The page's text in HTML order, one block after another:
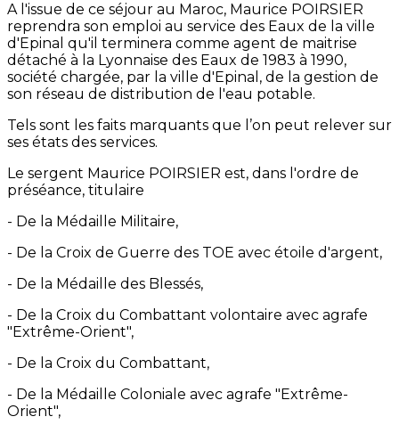
A l'issue de ce séjour au Maroc, Maurice POIRSIER
reprendra son emploi au service des Eaux de la ville
d'Epinal qu'il terminera comme agent de maitrise
détaché à la Lyonnaise des Eaux de 1983 à 1990,
société chargée, par la ville d'Epinal, de la gestion de
son réseau de distribution de l'eau potable.
Tels sont les faits marquants que l’on peut relever sur
ses états des services.
Le sergent Maurice POIRSIER est, dans l'ordre de
préséance, titulaire
- De la Médaille Militaire,
- De la Croix de Guerre des TOE avec étoile d'argent,
- De la Médaille des Blessés,
- De la Croix du Combattant volontaire avec agrafe
"Extrême-Orient",
- De la Croix du Combattant,
- De la Médaille Coloniale avec agrafe "Extrême-
Orient",